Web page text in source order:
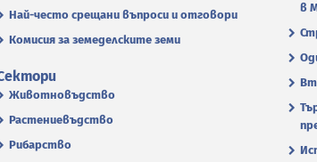
Най-често срещани въпроси и отговори
Комисия за земеделските земи
в
Животновъдство
Растениевъдство
Рибарство